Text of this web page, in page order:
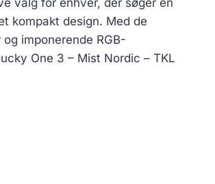
kompakt design. Med de
imponerende RGB-
One 3 – Mist Nordic – TKL